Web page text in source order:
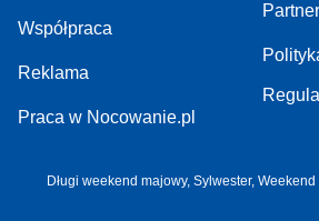
Współpraca
Reklama
Praca w Nocowanie.pl
Długi weekend majowy, Sylwester, Weekend